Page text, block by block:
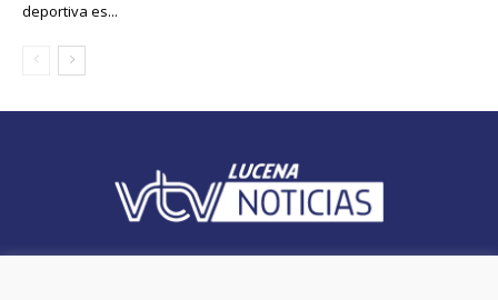
deportiva es...